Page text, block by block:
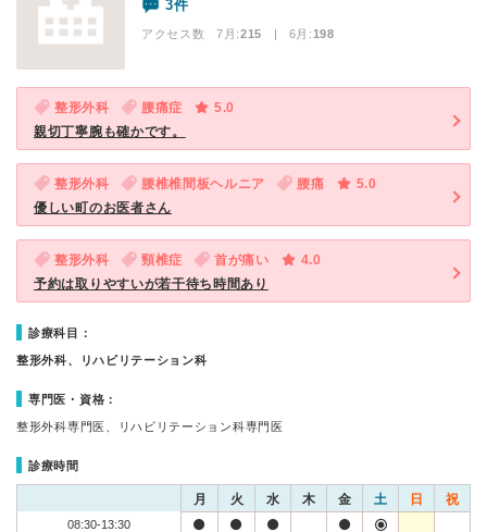
3件
アクセス数 7月:215 | 6月:198
整形外科 腰痛症
5.0
親切丁寧腕も確かです。
整形外科 腰椎椎間板ヘルニア 腰痛
5.0
優しい町のお医者さん
整形外科 頸椎症 首が痛い
4.0
予約は取りやすいが若干待ち時間あり
診療科目：
整形外科、リハビリテーション科
専門医・資格：
整形外科専門医、リハビリテーション科専門医
診療時間
月 火 水 木 金 土 日 祝
08:30-13:30